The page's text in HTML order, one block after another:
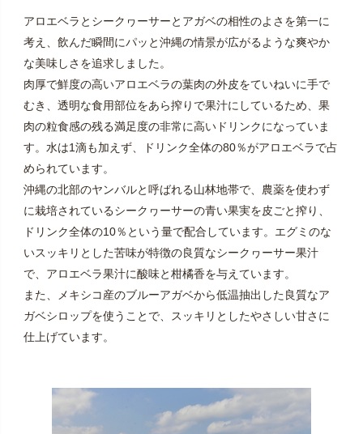
アロエベラとシークヮーサーとアガベの相性のよさを第一に
考え、飲んだ瞬間にパッと沖縄の情景が広がるような爽やか
な美味しさを追求しました。
肉厚で鮮度の高いアロエベラの葉肉の外皮をていねいに手で
むき、透明な食用部位をあら搾りで果汁にしているため、果
肉の粒食感の残る満足度の非常に高いドリンクになっていま
す。水は1滴も加えず、ドリンク全体の80％がアロエベラで占
められています。
沖縄の北部のヤンバルと呼ばれる山林地帯で、農薬を使わず
に栽培されているシークヮーサーの青い果実を皮ごと搾り、
ドリンク全体の10％という量で配合しています。エグミのな
いスッキリとした苦味が特徴の良質なシークヮーサー果汁
で、アロエベラ果汁に酸味と柑橘香を与えています。
また、メキシコ産のブルーアガベから低温抽出した良質なア
ガベシロップを使うことで、スッキリとしたやさしい甘さに
仕上げています。